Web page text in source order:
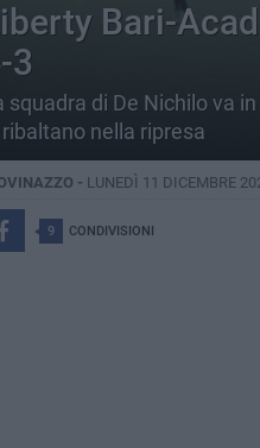
Bari-
3
squadra di De Nichilo va
ribaltano nella ripresa
- LUNEDÌ 11 DICEMBRE
9 CONDIVISIONI